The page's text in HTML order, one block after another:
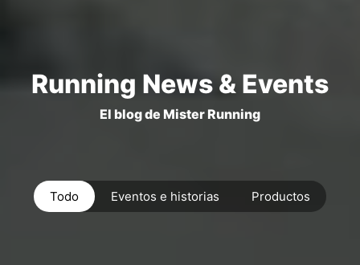
Running News & Events
El blog de Mister Running
Todo Eventos e historias Productos